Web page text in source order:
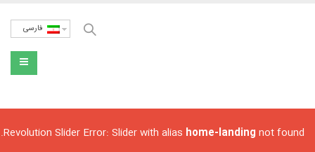
فارسی
Revolution Slider Error: Slider with alias home-landing not found.